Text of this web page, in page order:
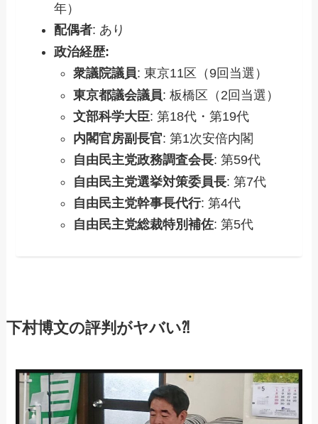
年）
配偶者: あり
政治経歴:
衆議院議員: 東京11区（9回当選）
東京都議会議員: 板橋区（2回当選）
文部科学大臣: 第18代・第19代
内閣官房副長官: 第1次安倍内閣
自由民主党政務調査会長: 第59代
自由民主党選挙対策委員長: 第7代
自由民主党幹事長代行: 第4代
自由民主党総裁特別補佐: 第5代
下村博文の評判がヤバい⁈